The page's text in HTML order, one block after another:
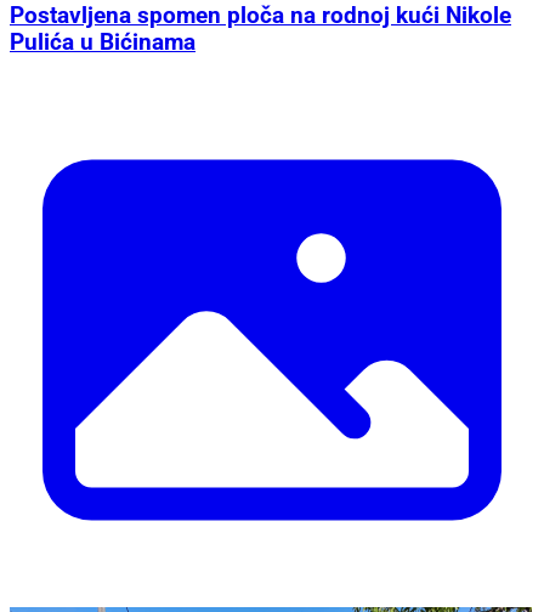
Postavljena spomen ploča na rodnoj kući Nikole
Pulića u Bićinama